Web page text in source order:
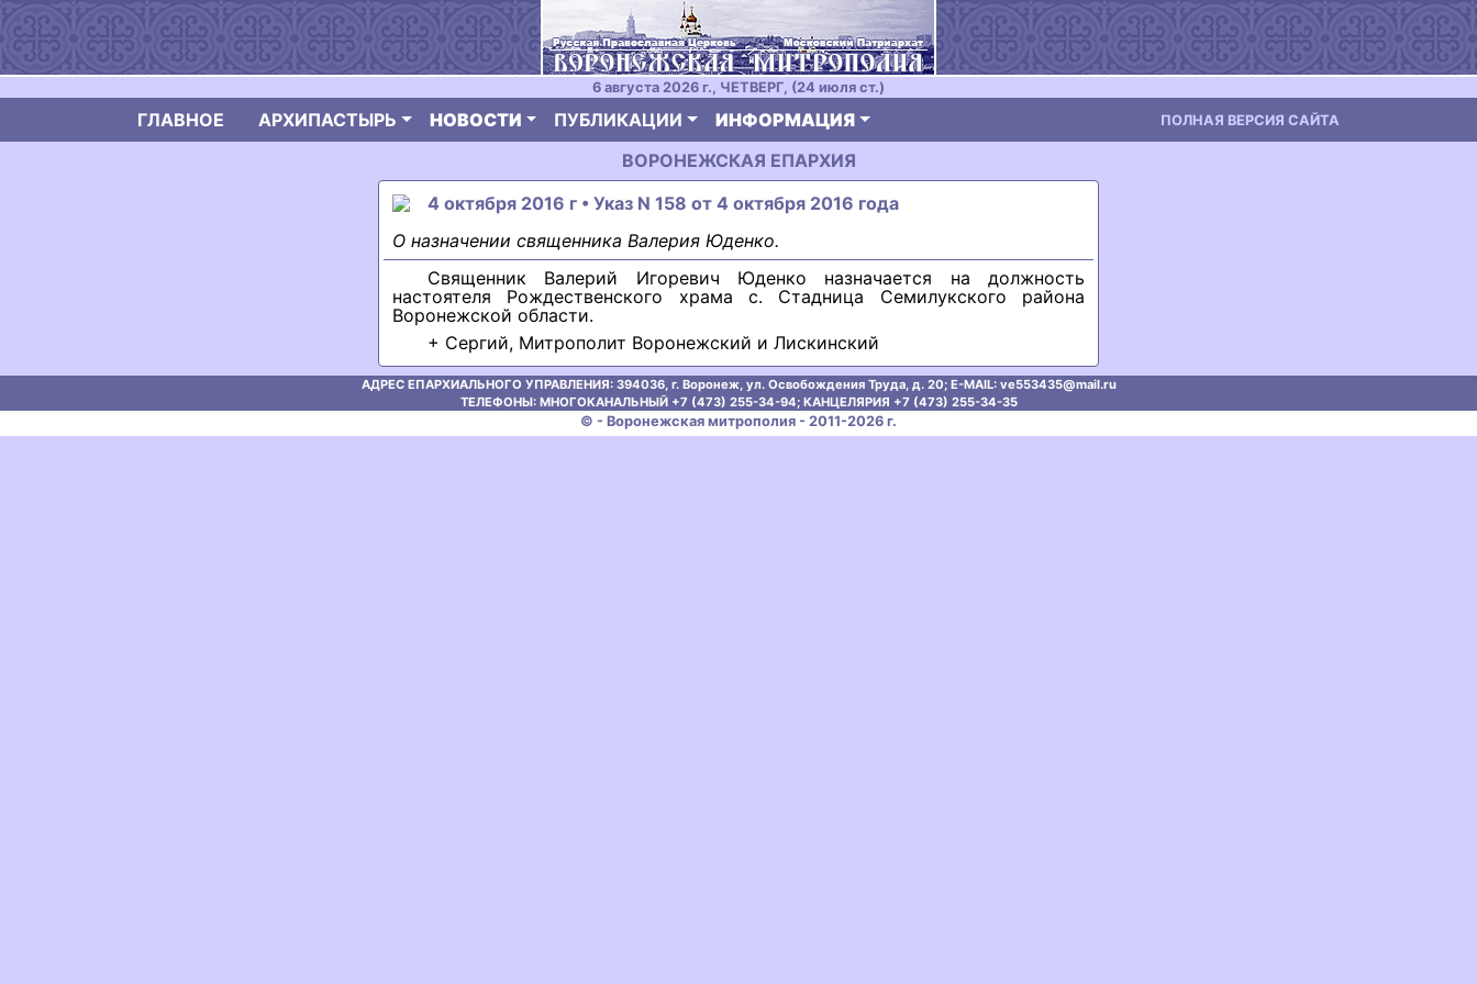
6 августа 2026 г., ЧЕТВЕРГ, (24 июля ст.)
ГЛАВНОЕ АРХИПАСТЫРЬ НОВОСТИ ПУБЛИКАЦИИ ИНФОРМАЦИЯ ПОЛНАЯ ВЕРСИЯ САЙТА
ВОРОНЕЖСКАЯ ЕПАРХИЯ
4 октября 2016 г • Указ N 158 от 4 октября 2016 года
О назначении священника Валерия Юденко.
Священник Валерий Игоревич Юденко назначается на должность
настоятеля Рождественского храма с. Стадница Семилукского района
Воронежской области.
+ Сергий, Митрополит Воронежский и Лискинский
АДРЕС ЕПАРХИАЛЬНОГО УПРАВЛЕНИЯ: 394036, г. Воронеж, ул. Освобождения Труда, д. 20; E-MAIL: ve553435@mаil.ru
ТЕЛЕФОНЫ: МНОГОКАНАЛЬНЫЙ +7 (473) 255-34-94; КАНЦЕЛЯРИЯ +7 (473) 255-34-35
© - Воронежская митрополия - 2011-2026 г.